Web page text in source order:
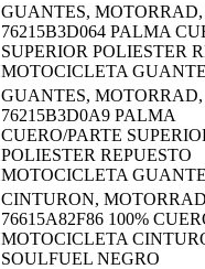
GUANTES, MOTORRAD,
76215B3D064 PALMA
SUPERIOR POLIESTER
MOTOCICLETA
GUANTES, MOTORRAD,
76215B3D0A9 PALMA
CUERO/PARTE
POLIESTER REPUESTO
MOTOCICLETA
CINTURON,
76615A82F86 100%
MOTOCICLETA
SOULFUEL NEGRO